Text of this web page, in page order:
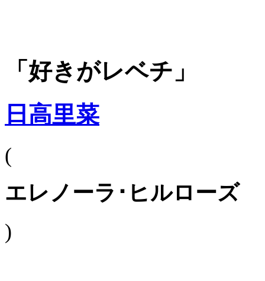
「好きがレベチ」
日高里菜
(
エレノーラ･ヒルローズ
)